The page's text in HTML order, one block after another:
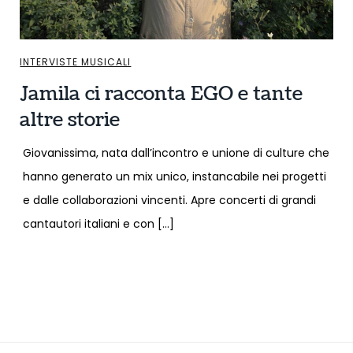
INTERVISTE MUSICALI
Jamila ci racconta EGO e tante
altre storie
Giovanissima, nata dall’incontro e unione di culture che
hanno generato un mix unico, instancabile nei progetti
e dalle collaborazioni vincenti. Apre concerti di grandi
cantautori italiani e con […]